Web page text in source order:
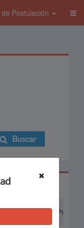
Postulación
Buscar
Puesto